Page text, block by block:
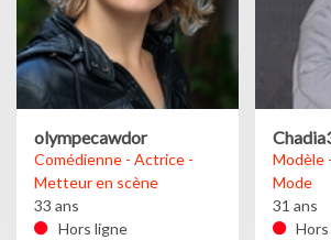
olympecawdor
Comédienne - Actrice -
Metteur en scène
33 ans
Hors ligne
Modèle
Mode
31 ans